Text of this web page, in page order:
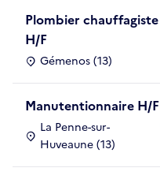
Plombier chauffagiste
H/F
Gémenos (13)
Manutentionnaire H/F
La Penne-sur-
Huveaune (13)